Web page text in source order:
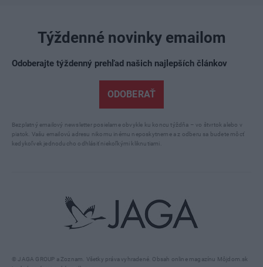
© JAGA GROUP a Zoznam. Všetky práva vyhradené. Obsah online magazínu Môjdom.sk
Týždenné novinky emailom
Odoberajte týždenný prehľad našich najlepších článkov
ODOBERAŤ
Bezplatný emailový newsletter posielame obvykle ku koncu týždňa – vo štvrtok alebo v
piatok. Vašu emailovú adresu nikomu inému neposkytneme a z odberu sa budete môcť
kedykoľvek jednoducho odhlásiť niekoľkými kliknutiami.